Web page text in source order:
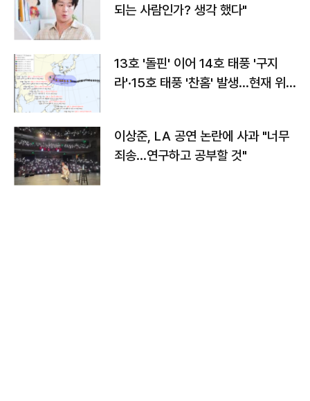
되는 사람인가? 생각 했다"
13호 '돌핀' 이어 14호 태풍 '구지
라'·15호 태풍 '찬홈' 발생…현재 위
이상준, LA 공연 논란에 사과 "너무
죄송…연구하고 공부할 것"